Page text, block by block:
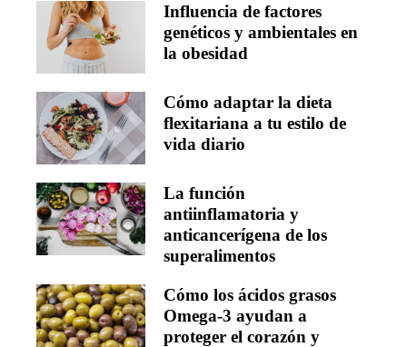
Influencia de factores
genéticos y ambientales en
la obesidad
Cómo adaptar la dieta
flexitariana a tu estilo de
vida diario
La función
antiinflamatoria y
anticancerígena de los
superalimentos
Cómo los ácidos grasos
Omega-3 ayudan a
proteger el corazón y